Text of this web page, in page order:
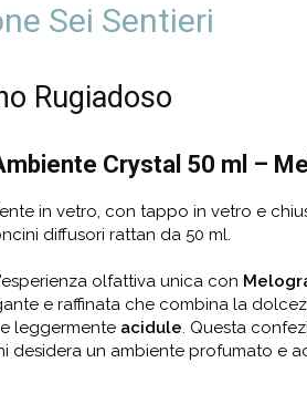
Sei Sentieri
Rugiadoso
Crystal 50 ml –
in vetro, con tappo in vetro e
diffusori rattan da 50 ml.
olfattiva unica con
e raffinata che combina la
e leggermente acidule. Questa
desidera un ambiente profumato e